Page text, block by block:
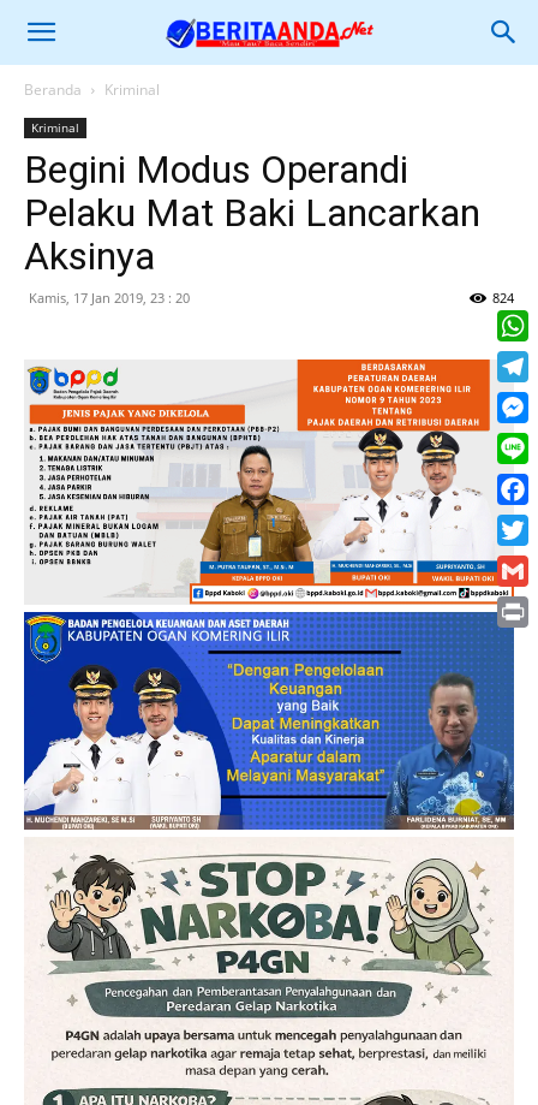
Beranda Kriminal
Kriminal
Begini Modus Operandi
Pelaku Mat Baki Lancarkan
Aksinya
Kamis, 17 Jan 2019, 23 : 20 824
Line
Print